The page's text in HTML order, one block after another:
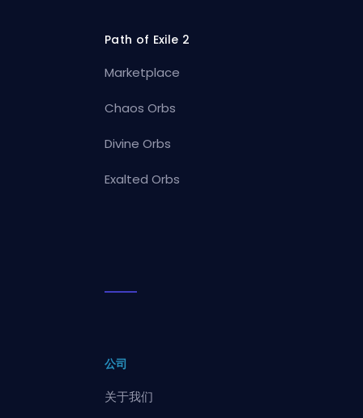
Path of Exile 2
Marketplace
Chaos Orbs
Divine Orbs
Exalted Orbs
公司
关于我们